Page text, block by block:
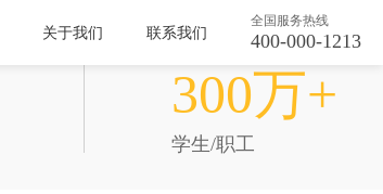
关于我们 联系我们
全国服务热线
400-000-1213
服务用户
300万+
学生/职工